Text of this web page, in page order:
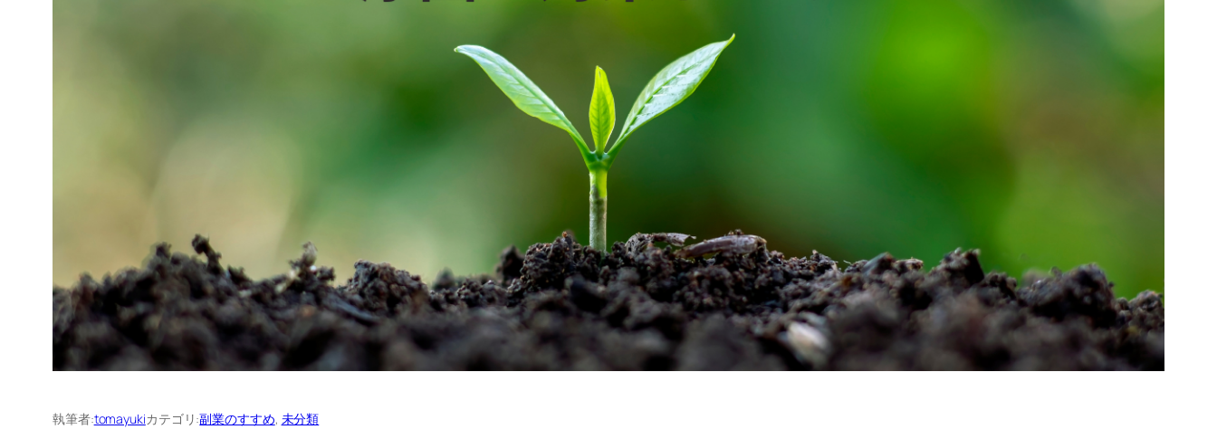
執筆者:tomayukiカテゴリ:副業のすすめ, 未分類